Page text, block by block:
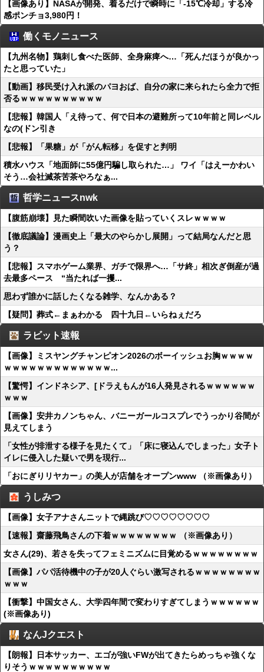
【画像あり】NASAが開発、着るだけで瞬時に「-15℃冷却」する冷
感ポンチョ3,980円！
働くモノニュース
【九州名物】鶏刺し食べた医師、全身麻痺へ…「死んだほうが良かっ
たと思っていた」
【動画】移民受け入れ派のパヨおば、自分の家に来られたら全力で拒
否るｗｗｗｗｗｗｗｗｗｗ
【悲報】韓国人「え待って、何で日本の避難所って10年前と同レベル
なの(ドン引き
【悲報】「果糖」が「がん転移」を促すと判明
積水ハウス「地面師に55億円騙し取られた…」 ワイ「はえーかわい
そう…会社滅茶苦茶やろなぁ...
哲学ニュースnwk
【腹筋崩壊】見た瞬間吹いた画像を貼っていくスレｗｗｗｗ
【徹底議論】漫画史上「最大のやらかし展開」って結局なんだと思
う？
【悲報】スマホゲーム業界、ガチで限界へ…「サ終」相次ぎ倒産が過
去最多ペース “当たれば一攫...
思わず誰かに話したくなる雑学、なんかある？
【疑問】葬式←まぁわかる 四十九日←いらねぇだろ
ラビット速報
【画像】ミスヤングチャンピオン2026のボーイッシュお胸ｗｗｗｗ
ｗｗｗｗｗｗｗｗｗｗｗｗｗ...
【驚愕】インドネシア、[ドラえもんが16人発見されるｗｗｗｗｗｗ
ｗｗｗ
【画像】安井カノンちゃん、バニーガールコスプレでうっかり谷間が
見えてしまう
「女性が排泄する様子を見たくて」「床に寝込んでしまった」女子ト
イレに侵入した疑いで男を現行...
「おにぎりリヤカー」の美人が店舗をオープンwww （※画像あり）
うしみつ
【画像】女子アナさんニットで縄跳び♡♡♡♡♡♡♡♡
【速報】齋藤飛鳥さんの下着ｗｗｗｗｗｗｗｗ （※画像あり）
女さん(29)、若さを失ってフェミニズムに目覚めるｗｗｗｗｗｗｗｗ
【画像】パパ活待機中の子が20人ぐらい激写されるｗｗｗｗｗｗｗｗ
ｗｗｗ
【衝撃】中国女さん、大学四年間で変わりすぎてしまうｗｗｗｗｗｗ
(※画像あり)
なんJクエスト
【朗報】日本サッカー、エゴが強いFWが出てきたらめっちゃ強くな
りそうｗｗｗｗｗｗｗｗｗｗ